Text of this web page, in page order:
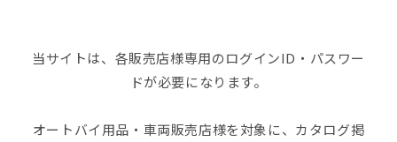
当サイトは、各販売店様専用のログインID・パスワー
ドが必要になります。
オートバイ用品・車両販売店様を対象に、カタログ掲